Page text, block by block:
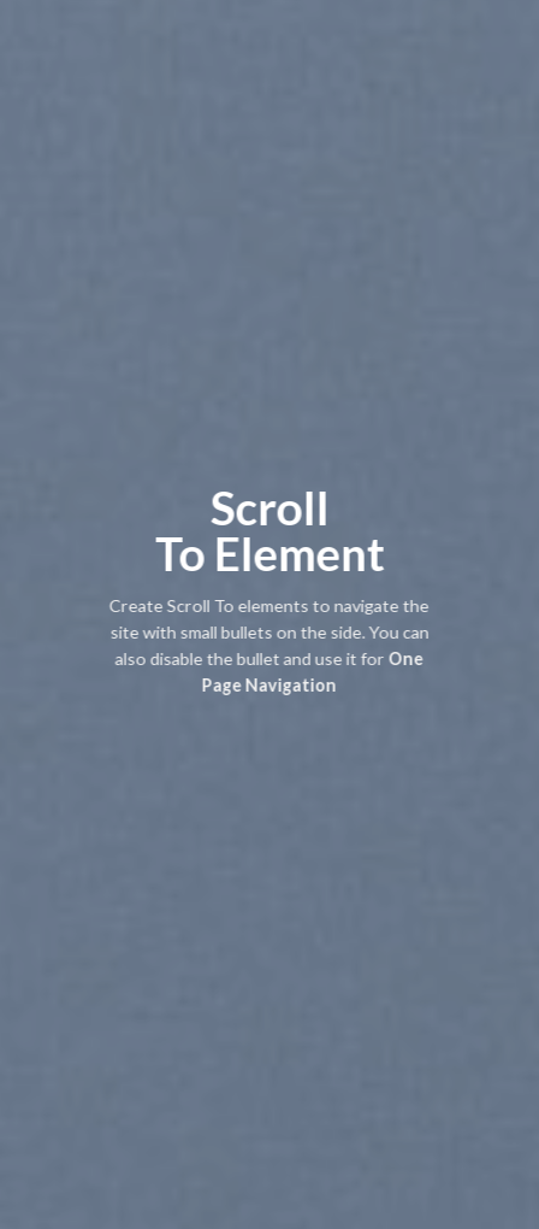
Scroll
To Element
Create Scroll To elements to navigate the
site with small bullets on the side. You can
also disable the bullet and use it for One
Page Navigation